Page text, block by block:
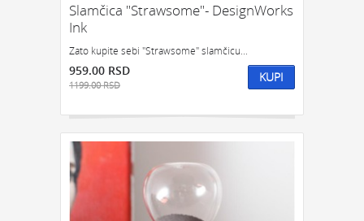
Slamčica "Strawsome"- DesignWorks
Ink
Zato kupite sebi "Strawsome" slamčicu...
959.00 RSD
1199.00 RSD
KUPI